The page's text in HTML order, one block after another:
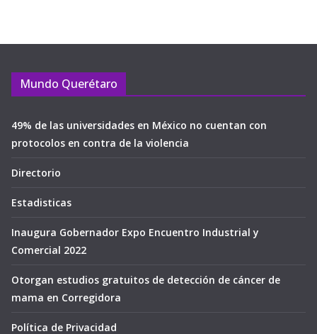
Mundo Querétaro
49% de las universidades en México no cuentan con
protocolos en contra de la violencia
Directorio
Estadisticas
Inaugura Gobernador Expo Encuentro Industrial y
Comercial 2022
Otorgan estudios gratuitos de detección de cáncer de
mama en Corregidora
Política de Privacidad